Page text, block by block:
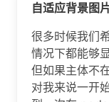
自适应背景图
很多时候我们
情况下都能够
但如果主体不
对我来说一开